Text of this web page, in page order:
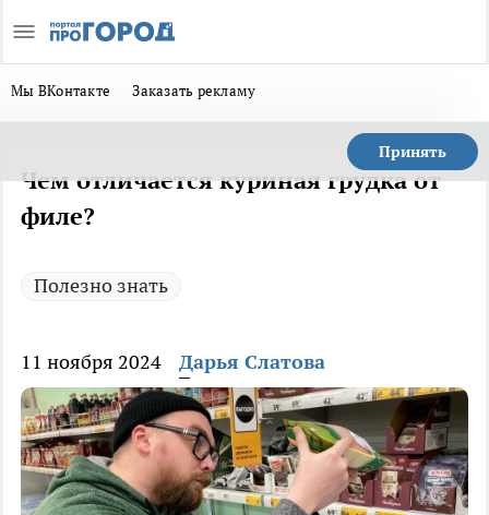
Мы ВКонтакте Заказать рекламу
Принять
Чем отличается куриная грудка от
филе?
Полезно знать
11 ноября 2024 Дарья Слатова